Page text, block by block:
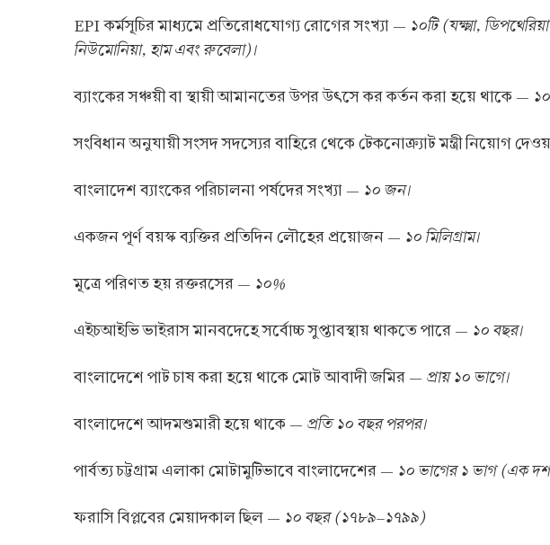
EPI কর্মসূচির মাধ্যমে প্রতিরোধযোগ্য রোগের সংখ্যা — ১০টি (যক্ষ্মা,
নিউমোনিয়া, হাম এবং রুবেলা)।
ব্যাংকের সঞ্চয়ী বা স্থায়ী আমানতের উপর উৎসে কর কর্তন করা হয়ে থাকে —
সংবিধান অনুযায়ী সংসদ সদস্যের বাহিরে থেকে টেকনোক্র্যাট মন্ত্রী নিয়োগ
বাংলাদেশ ব্যাংকের পরিচালনা পর্ষদের সংখ্যা — ১০ জন।
একজন পূর্ণ বয়স্ক ব্যক্তির প্রতিদিন লৌহের প্রয়োজন — ১০ মিলিগ্রাম।
মূত্রে পরিণত হয় রক্তরসের — ১০%
এইচআইভি ভাইরাস মানবদেহে সর্বোচ্চ সুপ্তাবস্থায় থাকতে পারে — ১০ বছর।
বাংলাদেশে পাট চাষ করা হয়ে থাকে মোট আবাদী জমির — প্রায় ১০ ভাগে।
বাংলাদেশে আদমশুমারী হয়ে থাকে — প্রতি ১০ বছর পরপর।
পার্বত্য চট্টগ্রাম এলাকা মোটামুটিভাবে বাংলাদেশের — ১০ ভাগের ১ ভাগ (এক
ফরাসি বিপ্লবের মেয়াদকাল ছিল — ১০ বছর (১৭৮৯–১৭৯৯)